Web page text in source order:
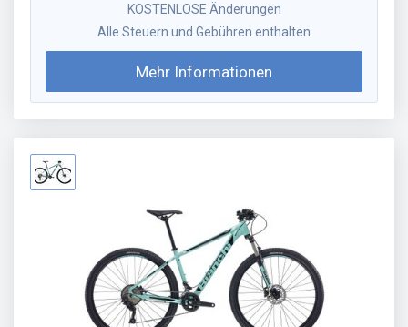
KOSTENLOSE Änderungen
Alle Steuern und Gebühren enthalten
Mehr Informationen